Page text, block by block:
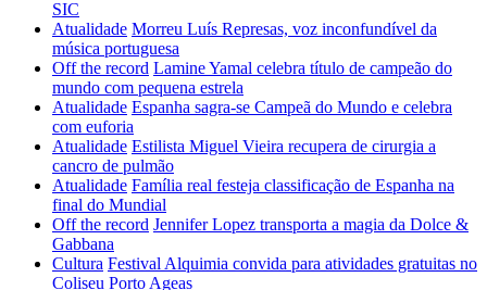
SIC
Atualidade Morreu Luís Represas, voz inconfundível da
música portuguesa
Off the record Lamine Yamal celebra título de campeão do
mundo com pequena estrela
Atualidade Espanha sagra-se Campeã do Mundo e celebra
com euforia
Atualidade Estilista Miguel Vieira recupera de cirurgia a
cancro de pulmão
Atualidade Família real festeja classificação de Espanha na
final do Mundial
Off the record Jennifer Lopez transporta a magia da Dolce &
Gabbana
Cultura Festival Alquimia convida para atividades gratuitas no
Coliseu Porto Ageas